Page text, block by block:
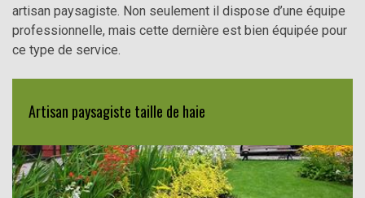
artisan paysagiste. Non seulement il dispose d’une équipe
professionnelle, mais cette dernière est bien équipée pour
ce type de service.
Artisan paysagiste taille de haie